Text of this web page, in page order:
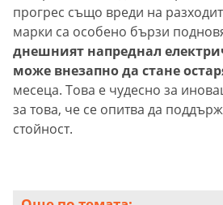
прогрес също вреди на
марки са особено бързи
днешният напреднал
може внезапно да стане
месеца. Това е чудесно за
за това, че се опитва да
стойност.